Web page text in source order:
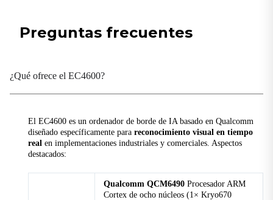
Fuente de alimentación de la cámara
Puerto Ethernet
2 × SALIDA
HDMI
1 × HDMI
NTC
1 × sensor de temperatura NTC
Preguntas frecuentes
¿Qué ofrece el EC4600?
El EC4600 es un ordenador de borde de IA basado en Qualcomm
diseñado específicamente para reconocimiento visual en tiempo
real en implementaciones industriales y comerciales. Aspectos
destacados:
Qualcomm QCM6490 Procesador ARM
Cortex de ocho núcleos (1× Kryo670